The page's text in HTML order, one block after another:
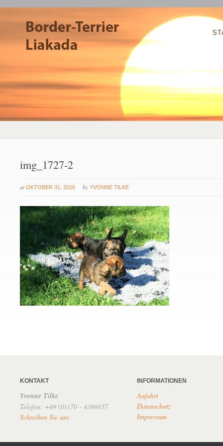
img_1727-2
at OKTOBER 31, 2016 by YVONNE TILKE
KONTAKT
Yvonne Tilke
Telefon: +49 (0)170 - 4386037
Schreiben Sie uns
INFORMATIONEN
Anfahrt
Datenschutz
Impressum